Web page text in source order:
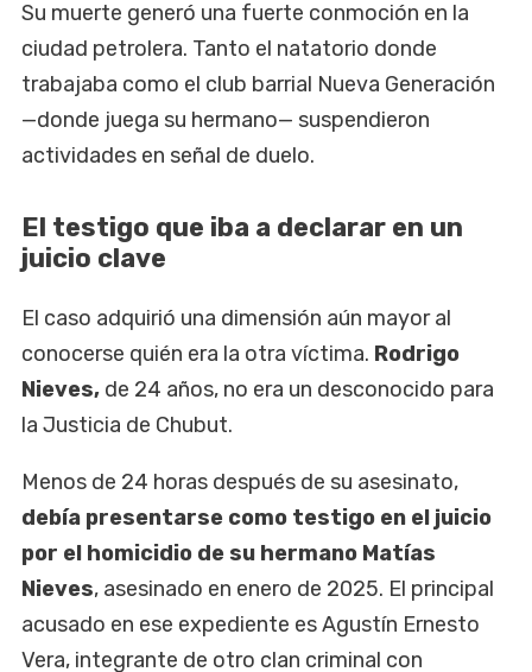
Su muerte generó una fuerte conmoción en la
ciudad petrolera. Tanto el natatorio donde
trabajaba como el club barrial Nueva Generación
—donde juega su hermano— suspendieron
actividades en señal de duelo.
El testigo que iba a declarar en un
juicio clave
El caso adquirió una dimensión aún mayor al
conocerse quién era la otra víctima. Rodrigo
Nieves, de 24 años, no era un desconocido para
la Justicia de Chubut.
Menos de 24 horas después de su asesinato,
debía presentarse como testigo en el juicio
por el homicidio de su hermano Matías
Nieves, asesinado en enero de 2025. El principal
acusado en ese expediente es Agustín Ernesto
Vera, integrante de otro clan criminal con